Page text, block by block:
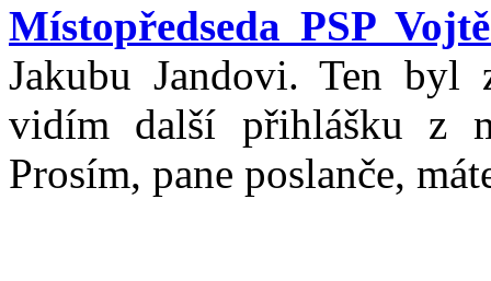
Místopředseda PSP
Jakubu Jandovi. Ten byl
vidím další přihlášku z
Prosím, pane poslanče,